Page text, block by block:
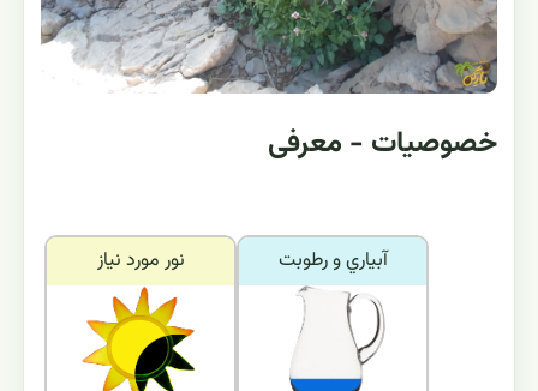
خصوصیات - معرفی
نور مورد نياز آبياري و رطوبت